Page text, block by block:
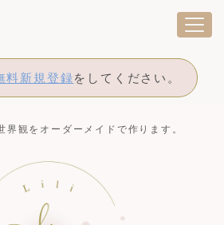
料新規登録をしてください。
界観をオーダーメイドで作ります。